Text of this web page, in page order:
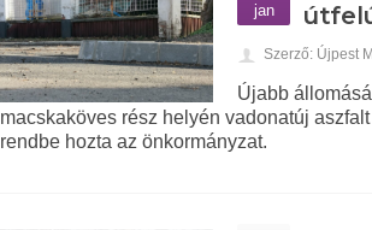
jan
Szerző: Újpest
Újabb
macskaköves rész helyén vadonatúj
rendbe hozta az önkormányzat.